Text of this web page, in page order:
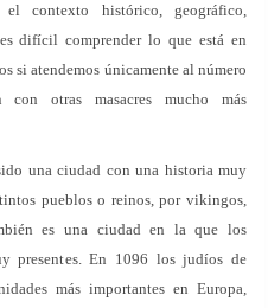
contexto histórico, geográfico,
difícil comprender lo que está en
si atendemos únicamente al número
otras masacres mucho más
una ciudad con una historia muy
pueblos o reinos, por vikingos,
es una ciudad en la que los
presentes. En 1096 los judíos de
más importantes en Europa,